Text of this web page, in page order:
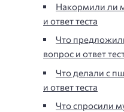
Накормили ли
и ответ теста
Что
вопрос и ответ
Что делали с
и ответ теста
Что спросили